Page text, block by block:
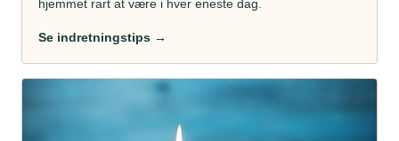
hjemmet rart at være i hver eneste dag.
Se indretningstips →